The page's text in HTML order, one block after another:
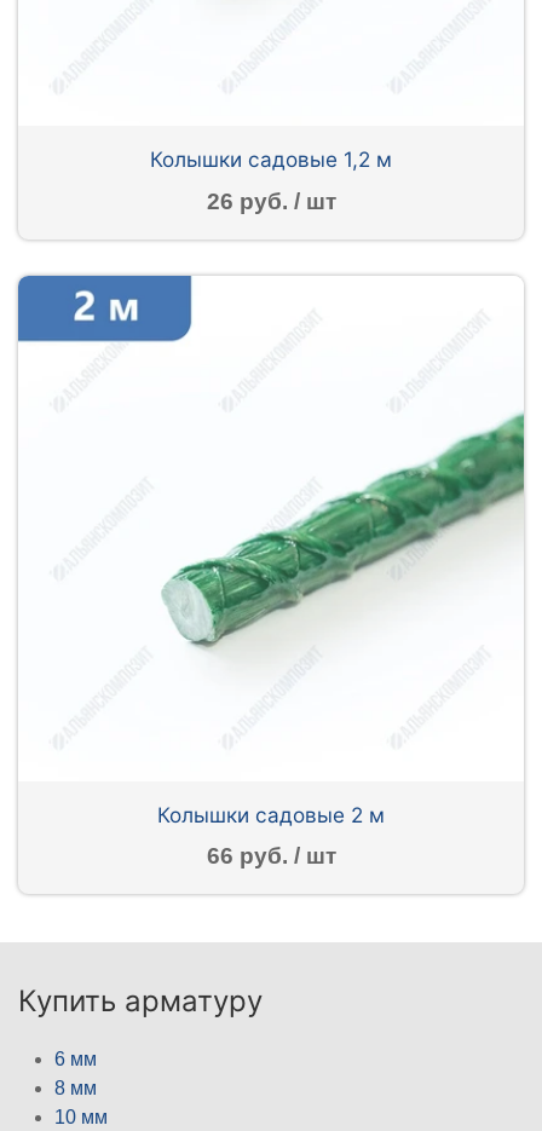
Колышки садовые 1,2 м
26 руб. / шт
Колышки садовые 2 м
66 руб. / шт
Купить арматуру
6 мм
8 мм
10 мм